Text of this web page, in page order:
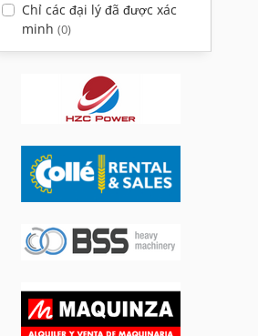
Chỉ các đại lý đã được xác
minh (0)